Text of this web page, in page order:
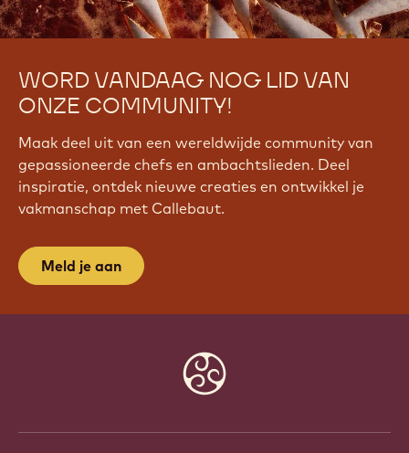
WORD VANDAAG NOG LID VAN
ONZE COMMUNITY!
Maak deel uit van een wereldwijde community van
gepassioneerde chefs en ambachtslieden. Deel
inspiratie, ontdek nieuwe creaties en ontwikkel je
vakmanschap met Callebaut.
Meld je aan